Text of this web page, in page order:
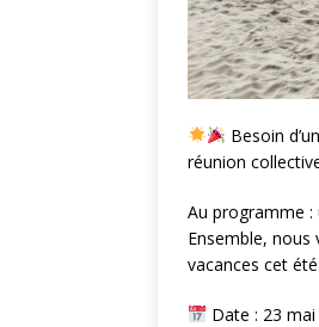
Besoin
réunion
Au programme :
Ensemble,
vacances cet été.
Date : 23 mai